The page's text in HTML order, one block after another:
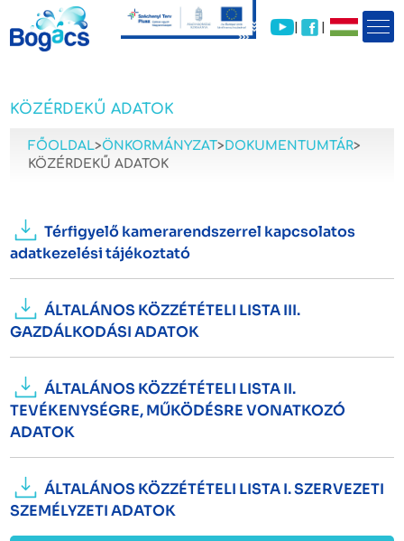
| |
KÖZÉRDEKŰ ADATOK
FŐOLDAL>ÖNKORMÁNYZAT>DOKUMENTUMTÁR>
KÖZÉRDEKŰ ADATOK
Térfigyelő kamerarendszerrel kapcsolatos
adatkezelési tájékoztató
ÁLTALÁNOS KÖZZÉTÉTELI LISTA III.
GAZDÁLKODÁSI ADATOK
ÁLTALÁNOS KÖZZÉTÉTELI LISTA II.
TEVÉKENYSÉGRE, MŰKÖDÉSRE VONATKOZÓ
ADATOK
ÁLTALÁNOS KÖZZÉTÉTELI LISTA I. SZERVEZETI
SZEMÉLYZETI ADATOK